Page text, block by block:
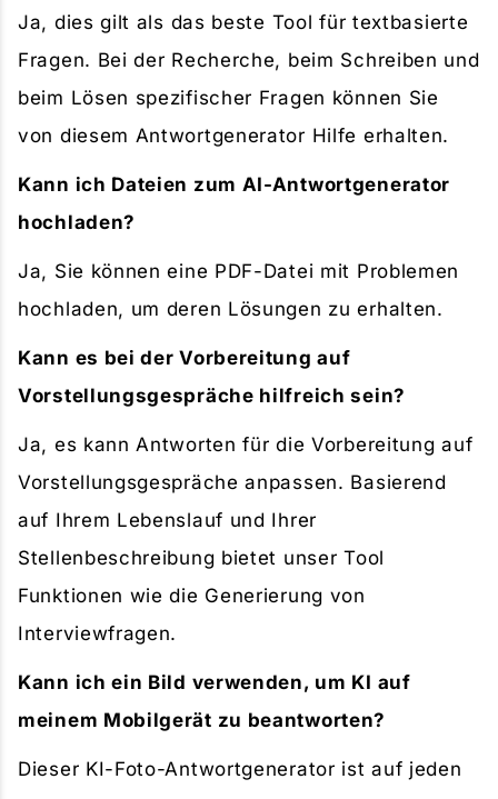
Ja, dies gilt als das beste Tool für textbasierte
Fragen. Bei der Recherche, beim Schreiben und
beim Lösen spezifischer Fragen können Sie
von diesem Antwortgenerator Hilfe erhalten.
Kann ich Dateien zum AI-Antwortgenerator
hochladen?
Ja, Sie können eine PDF-Datei mit Problemen
hochladen, um deren Lösungen zu erhalten.
Kann es bei der Vorbereitung auf
Vorstellungsgespräche hilfreich sein?
Ja, es kann Antworten für die Vorbereitung auf
Vorstellungsgespräche anpassen. Basierend
auf Ihrem Lebenslauf und Ihrer
Stellenbeschreibung bietet unser Tool
Funktionen wie die Generierung von
Interviewfragen.
Kann ich ein Bild verwenden, um KI auf
meinem Mobilgerät zu beantworten?
Dieser KI-Foto-Antwortgenerator ist auf jeden